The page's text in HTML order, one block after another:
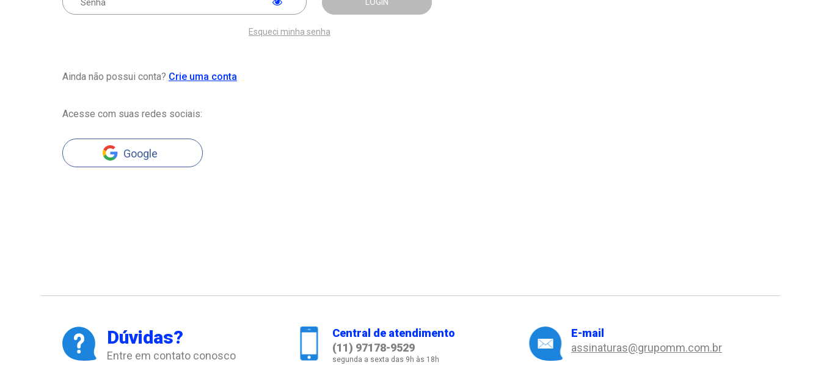
Esqueci minha senha
Ainda não possui conta? Crie uma conta
Acesse com suas redes sociais:
Google
Dúvidas?
Entre em contato conosco
Central de atendimento
(11) 97178-9529
segunda a sexta das 9h às 18h
E-mail
assinaturas@grupomm.com.br